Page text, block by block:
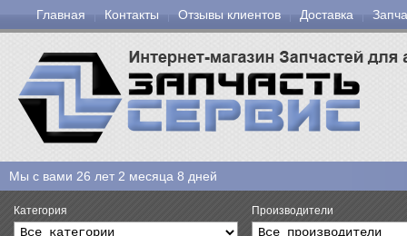
Главная Контакты Отзывы клиентов Доставка
Мы с вами 26 лет 2 месяца 8 дней
Категория Производители